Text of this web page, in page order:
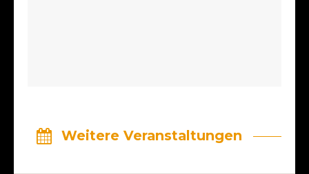
Weitere Veranstaltungen